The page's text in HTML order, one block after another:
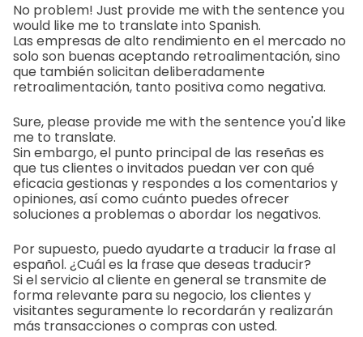
No problem! Just provide me with the sentence you
would like me to translate into Spanish.
Las empresas de alto rendimiento en el mercado no
solo son buenas aceptando retroalimentación, sino
que también solicitan deliberadamente
retroalimentación, tanto positiva como negativa.
Sure, please provide me with the sentence you'd like
me to translate.
Sin embargo, el punto principal de las reseñas es
que tus clientes o invitados puedan ver con qué
eficacia gestionas y respondes a los comentarios y
opiniones, así como cuánto puedes ofrecer
soluciones a problemas o abordar los negativos.
Por supuesto, puedo ayudarte a traducir la frase al
español. ¿Cuál es la frase que deseas traducir?
Si el servicio al cliente en general se transmite de
forma relevante para su negocio, los clientes y
visitantes seguramente lo recordarán y realizarán
más transacciones o compras con usted.